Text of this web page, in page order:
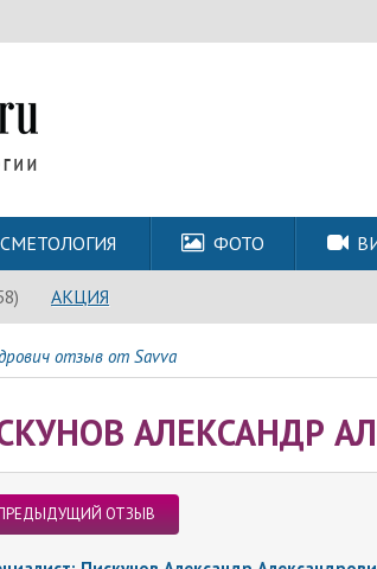
ФОТО
АКЦИЯ
отзыв от Savva
АЛЕКСАНДР
ОТЗЫВ